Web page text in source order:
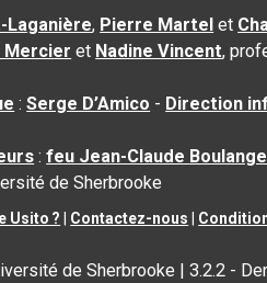
Laganière, Pierre Martel et
Mercier et Nadine Vincent,
:Serge D’Amico - Direction
:feu Jean-Claude
de Sherbrooke
Usito ? Contactez-nous
de Sherbrooke |3.2.2 -